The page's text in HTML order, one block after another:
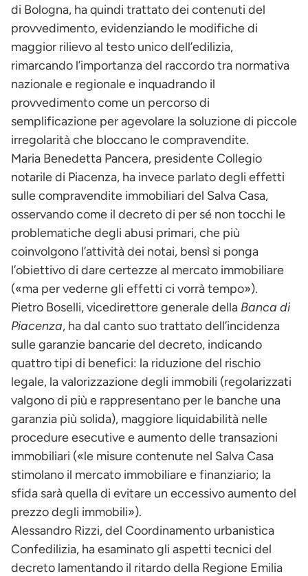
di Bologna, ha quindi trattato dei contenuti del
provvedimento, evidenziando le modifiche di
maggior rilievo al testo unico dell’edilizia,
rimarcando l’importanza del raccordo tra normativa
nazionale e regionale e inquadrando il
provvedimento come un percorso di
semplificazione per agevolare la soluzione di piccole
irregolarità che bloccano le compravendite.
Maria Benedetta Pancera, presidente Collegio
notarile di Piacenza, ha invece parlato degli effetti
sulle compravendite immobiliari del Salva Casa,
osservando come il decreto di per sé non tocchi le
problematiche degli abusi primari, che più
coinvolgono l’attività dei notai, bensì si ponga
l’obiettivo di dare certezze al mercato immobiliare
(«ma per vederne gli effetti ci vorrà tempo»).
Pietro Boselli, vicedirettore generale della Banca di
Piacenza, ha dal canto suo trattato dell’incidenza
sulle garanzie bancarie del decreto, indicando
quattro tipi di benefici: la riduzione del rischio
legale, la valorizzazione degli immobili (regolarizzati
valgono di più e rappresentano per le banche una
garanzia più solida), maggiore liquidabilità nelle
procedure esecutive e aumento delle transazioni
immobiliari («le misure contenute nel Salva Casa
stimolano il mercato immobiliare e finanziario; la
sfida sarà quella di evitare un eccessivo aumento del
prezzo degli immobili»).
Alessandro Rizzi, del Coordinamento urbanistica
Confedilizia, ha esaminato gli aspetti tecnici del
decreto lamentando il ritardo della Regione Emilia